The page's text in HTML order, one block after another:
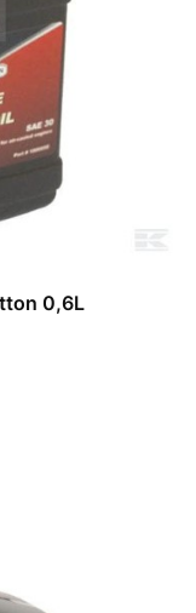
0,6L